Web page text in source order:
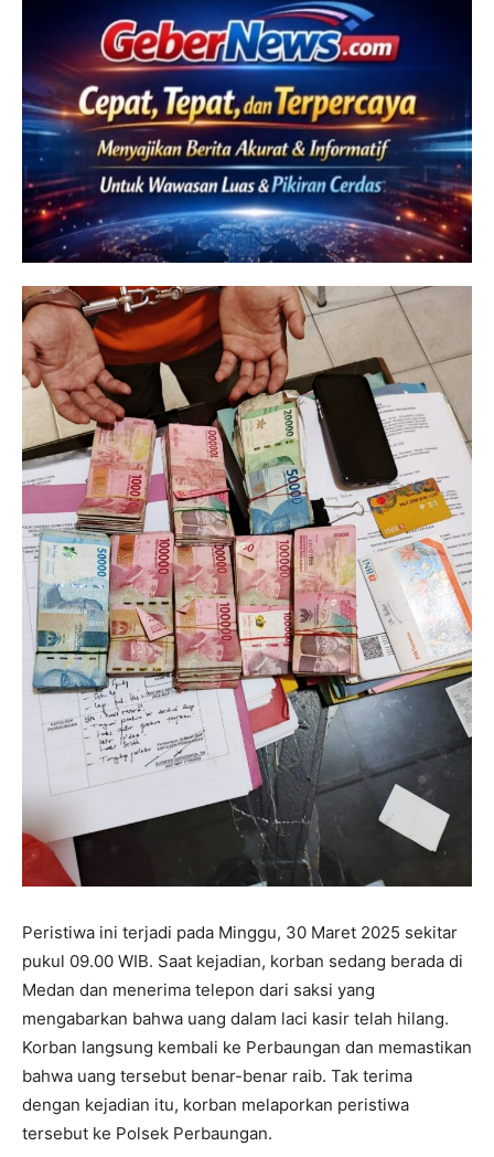
Peristiwa ini terjadi pada Minggu, 30 Maret 2025 sekitar
pukul 09.00 WIB. Saat kejadian, korban sedang berada di
Medan dan menerima telepon dari saksi yang
mengabarkan bahwa uang dalam laci kasir telah hilang.
Korban langsung kembali ke Perbaungan dan memastikan
bahwa uang tersebut benar-benar raib. Tak terima
dengan kejadian itu, korban melaporkan peristiwa
tersebut ke Polsek Perbaungan.